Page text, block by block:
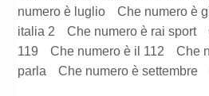
numero è luglio
Che numero è
italia 2
Che numero è rai sport
119
Che numero è il 112
Che
parla
Che numero è settembre